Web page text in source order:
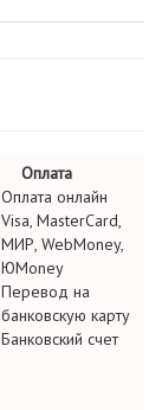
Оплата
Оплата онлайн
Visa, MasterCard,
МИР, WebMoney,
ЮMoney
Перевод на
банковскую карту
Банковский счет